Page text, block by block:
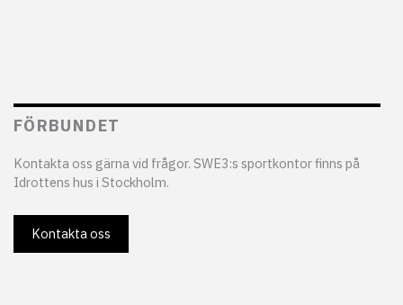
FÖRBUNDET
Kontakta oss gärna vid frågor. SWE3:s sportkontor finns på
Idrottens hus i Stockholm.
Kontakta oss